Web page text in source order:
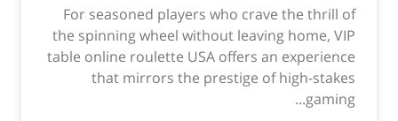
For seasoned players who crave the thrill of
the spinning wheel without leaving home, VIP
table online roulette USA offers an experience
that mirrors the prestige of high-stakes
gaming...